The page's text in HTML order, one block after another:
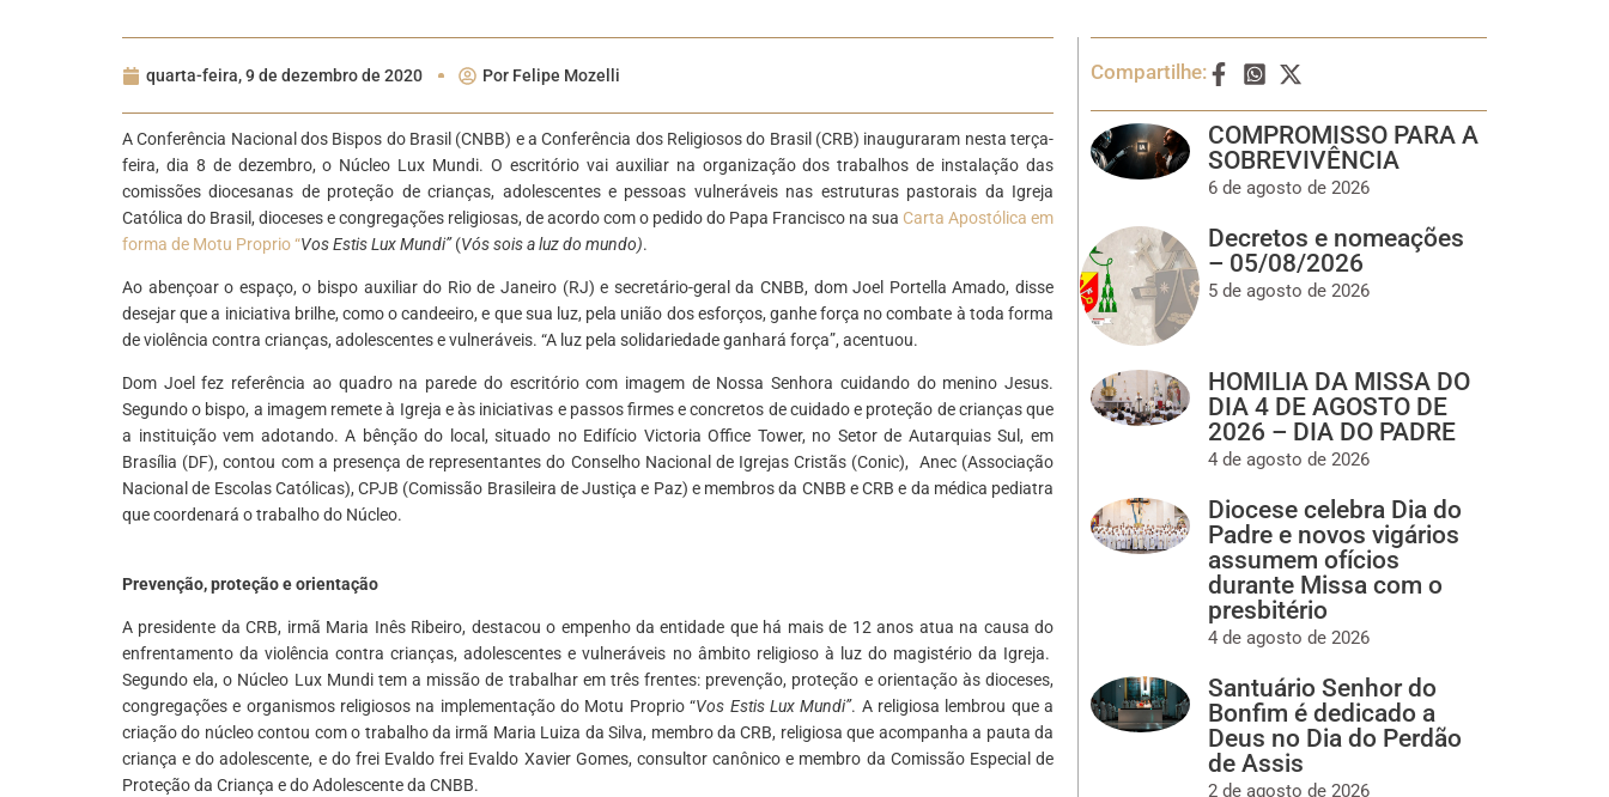
quarta-feira, 9 de dezembro de 2020 Por Felipe Mozelli
A Conferência Nacional dos Bispos do Brasil (CNBB) e a Conferência dos Religiosos do Brasil (CRB) inauguraram nesta terça-
feira, dia 8 de dezembro, o Núcleo Lux Mundi. O escritório vai auxiliar na organização dos trabalhos de instalação das
comissões diocesanas de proteção de crianças, adolescentes e pessoas vulneráveis nas estruturas pastorais da Igreja
Católica do Brasil, dioceses e congregações religiosas, de acordo com o pedido do Papa Francisco na sua Carta Apostólica em
forma de Motu Proprio “Vos Estis Lux Mundi”(Vós sois a luz do mundo).
Ao abençoar o espaço, o bispo auxiliar do Rio de Janeiro (RJ) e secretário-geral da CNBB, dom Joel Portella Amado, disse
desejar que a iniciativa brilhe, como o candeeiro, e que sua luz, pela união dos esforços, ganhe força no combate à toda forma
de violência contra crianças, adolescentes e vulneráveis. “A luz pela solidariedade ganhará força”, acentuou.
Dom Joel fez referência ao quadro na parede do escritório com imagem de Nossa Senhora cuidando do menino Jesus.
Segundo o bispo, a imagem remete à Igreja e às iniciativas e passos firmes e concretos de cuidado e proteção de crianças que
a instituição vem adotando. A bênção do local, situado no Edifício Victoria Office Tower, no Setor de Autarquias Sul, em
Brasília (DF), contou com a presença de representantes do Conselho Nacional de Igrejas Cristãs (Conic), Anec (Associação
Nacional de Escolas Católicas), CPJB (Comissão Brasileira de Justiça e Paz) e membros da CNBB e CRB e da médica pediatra
que coordenará o trabalho do Núcleo.
Prevenção, proteção e orientação
A presidente da CRB, irmã Maria Inês Ribeiro, destacou o empenho da entidade que há mais de 12 anos atua na causa do
enfrentamento da violência contra crianças, adolescentes e vulneráveis no âmbito religioso à luz do magistério da Igreja.
Segundo ela, o Núcleo Lux Mundi tem a missão de trabalhar em três frentes: prevenção, proteção e orientação às dioceses,
congregações e organismos religiosos na implementação do Motu Proprio “Vos Estis Lux Mundi”. A religiosa lembrou que a
criação do núcleo contou com o trabalho da irmã Maria Luiza da Silva, membro da CRB, religiosa que acompanha a pauta da
criança e do adolescente, e do frei Evaldo frei Evaldo Xavier Gomes, consultor canônico e membro da Comissão Especial de
Proteção da Criança e do Adolescente da CNBB.
Compartilhe:
COMPROMISSO PARA A
SOBREVIVÊNCIA
6 de agosto de 2026
Decretos e nomeações
– 05/08/2026
5 de agosto de 2026
HOMILIA DA MISSA DO
DIA 4 DE AGOSTO DE
2026 – DIA DO PADRE
4 de agosto de 2026
Diocese celebra Dia do
Padre e novos vigários
assumem ofícios
durante Missa com o
presbitério
4 de agosto de 2026
Santuário Senhor do
Bonfim é dedicado a
Deus no Dia do Perdão
de Assis
2 de agosto de 2026